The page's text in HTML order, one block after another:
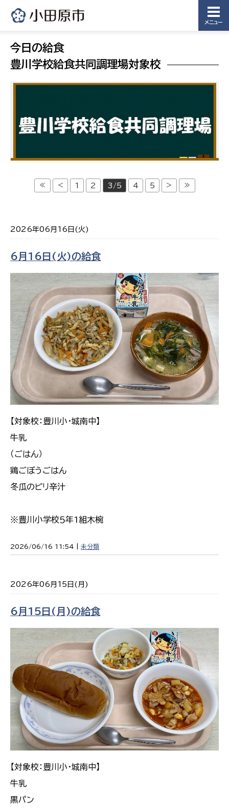
メニュー
今日の給食
豊川学校給食共同調理場対象校
≪ < 1 2 3/5 4 5 > ≫
2026年06月16日(火)
6月16日(火)の給食
【対象校：豊川小・城南中】
牛乳
（ごはん）
鶏ごぼうごはん
冬瓜のピリ辛汁
※豊川小学校５年1組木椀
2026/06/16 11:54 | 未分類
2026年06月15日(月)
6月15日(月)の給食
【対象校：豊川小・城南中】
牛乳
黒パン